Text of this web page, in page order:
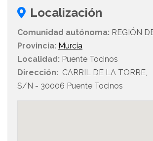
Localización
Comunidad autónoma: REGIÓN
Provincia: Murcia
Localidad: Puente Tocinos
Dirección: CARRIL DE LA TORRE,
S/N - 30006 Puente Tocinos